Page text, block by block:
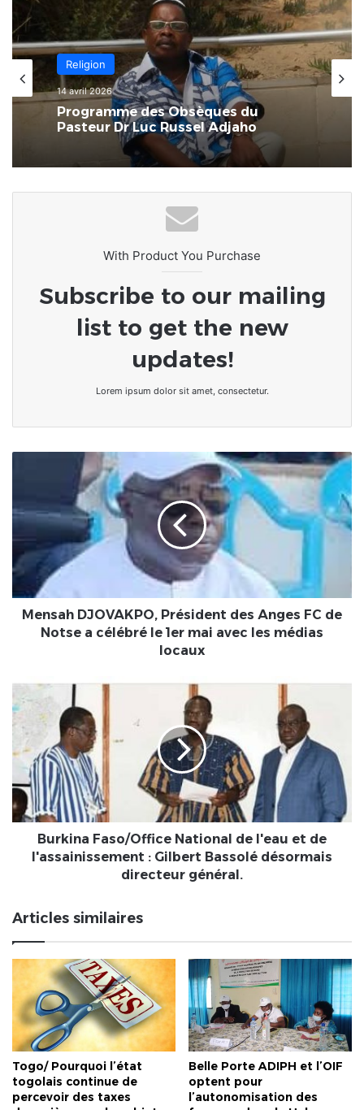
Religion
14 avril 2026
Programme des Obsèques du
Pasteur Dr Luc Russel Adjaho
Afrique
8 mars 2026
L’Afrique au carrefour des
consciences : le devoir de rompre
avec la culture du naufrage
With Product You Purchase
Subscribe to our mailing
list to get the new
updates!
Lorem ipsum dolor sit amet, consectetur.
des
Anges
FC
de
Notse
a
célébré
avec
les
médias
locaux
Mensah DJOVAKPO, Président des Anges FC de
Notse a célébré le 1er mai avec les médias
locaux
Burkina
Faso/Office
National
l'eau
de
l'assainissement
:
Gilbert
Bassolé
Burkina Faso/Office National de l'eau et de
l'assainissement : Gilbert Bassolé désormais
directeur général.
Articles similaires
Togo/ Pourquoi l’état
togolais continue de
percevoir des taxes
Belle Porte ADIPH et l’OIF
optent pour
l’autonomisation des